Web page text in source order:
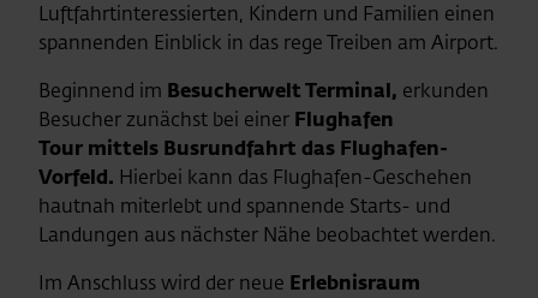
Luftfahrtinteressierten, Kindern und Familien einen
spannenden Einblick in das rege Treiben am Airport.
Beginnend im Besucherwelt Terminal, erkunden
Besucher zunächst bei einer Flughafen
Tour mittels Busrundfahrt das Flughafen-
Vorfeld. Hierbei kann das Flughafen-Geschehen
hautnah miterlebt und spannende Starts- und
Landungen aus nächster Nähe beobachtet werden.
Im Anschluss wird der neue Erlebnisraum